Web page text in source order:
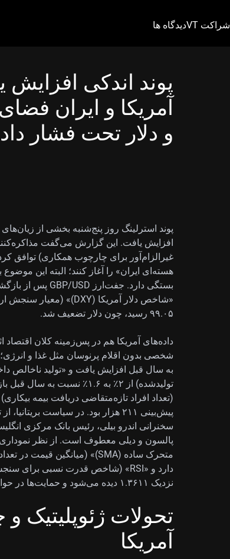
شراکت VT دیدگاه ها
پوند اندکی
آمریکا و ایران
و دلار تحت فشار
غیرالزام‌آور برای چارچوب همکاری) توافق
هسته‌ای ایران» را آغاز کنند؛ البته این موضوع
۹۹.۰۵ رسید، چون دلار تضعیف شد.
تولیدشده) از ۲٪ به ۱.۶٪
پیش‌بینی ۲۱۱ هزار بود. در سیاست
سخنرانی اندرو بیلی، رئیس بانک مرکزی
نزدیک ۱.۳۶۱۱ دیده می‌شود و حمایت‌ها در حوالی ۱.۳۳۳۹ و ۱.۳۱۵۹ قرار دارند.
تحولات ژئوپلیتیک
آمریکا